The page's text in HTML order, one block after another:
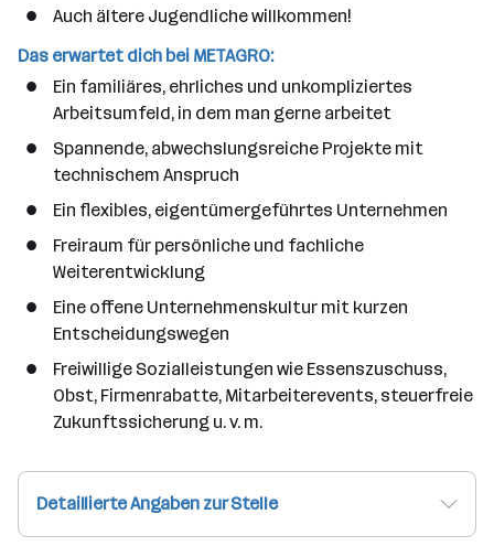
Auch ältere Jugendliche willkommen!
Das erwartet dich bei METAGRO:
Ein familiäres, ehrliches und unkompliziertes
Arbeitsumfeld, in dem man gerne arbeitet
Spannende, abwechslungsreiche Projekte mit
technischem Anspruch
Ein flexibles, eigentümergeführtes Unternehmen
Freiraum für persönliche und fachliche
Weiterentwicklung
Eine offene Unternehmenskultur mit kurzen
Entscheidungswegen
Freiwillige Sozialleistungen wie Essenszuschuss,
Obst, Firmenrabatte, Mitarbeiterevents, steuerfreie
Zukunftssicherung u. v. m.
Detaillierte Angaben zur Stelle